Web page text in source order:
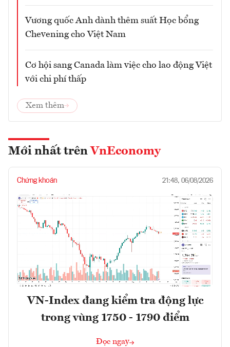
Vương quốc Anh dành thêm suất Học bổng
Chevening cho Việt Nam
Cơ hội sang Canada làm việc cho lao động Việt
với chi phí thấp
Xem thêm
Mới nhất trên VnEconomy
Chứng khoán 21:48, 06/08/2026
VN-Index đang kiểm tra động lực
trong vùng 1750 - 1790 điểm
Đọc ngay